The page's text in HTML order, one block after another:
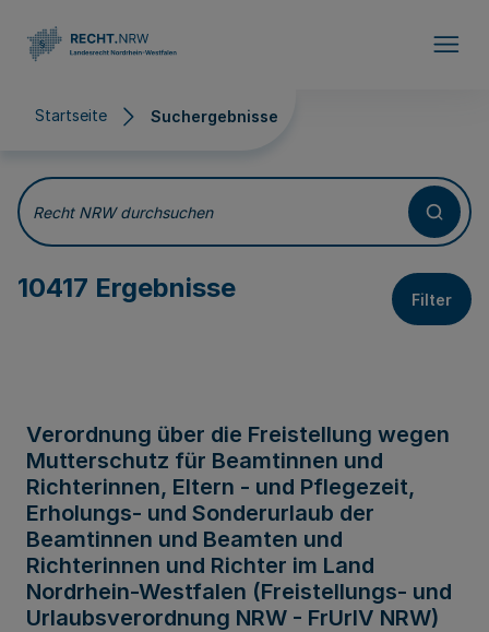
Startseite Suchergebnisse
Suchergebnisse
Recht NRW durchsuchen
10417 Ergebnisse Filter
Verordnung über die Freistellung wegen
Mutterschutz für Beamtinnen und
Richterinnen, Eltern - und Pflegezeit,
Erholungs- und Sonderurlaub der
Beamtinnen und Beamten und
Richterinnen und Richter im Land
Nordrhein-Westfalen (Freistellungs- und
Urlaubsverordnung NRW - FrUrlV NRW)